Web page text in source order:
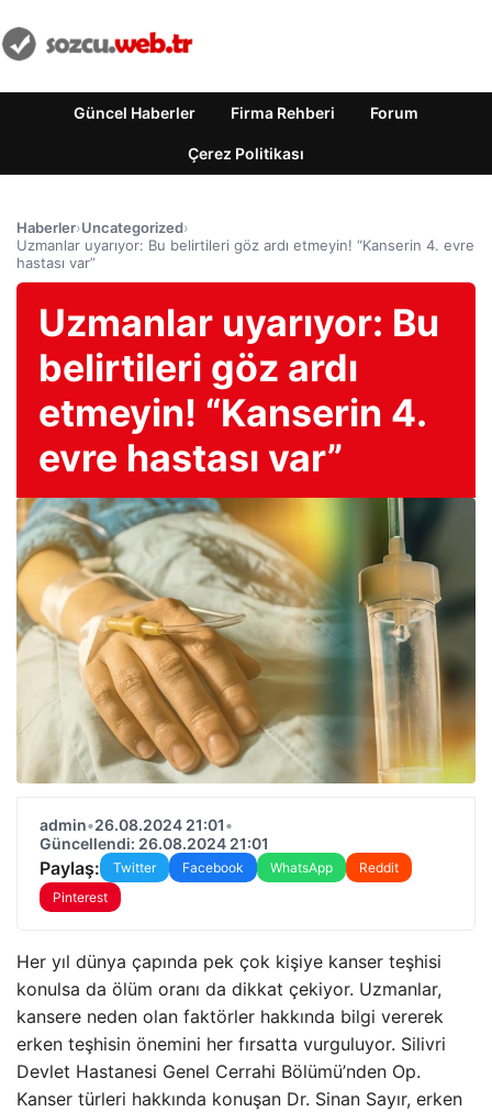
Güncel Haberler Firma Rehberi Forum
Çerez Politikası
Haberler›Uncategorized›
Uzmanlar uyarıyor: Bu belirtileri göz ardı etmeyin! “Kanserin 4. evre
hastası var”
Uzmanlar uyarıyor: Bu
belirtileri göz ardı
etmeyin! “Kanserin 4.
evre hastası var”
admin•26.08.2024 21:01•
Güncellendi: 26.08.2024 21:01
Paylaş: Twitter Facebook WhatsApp
Reddit
Pinterest
Her yıl dünya çapında pek çok kişiye kanser teşhisi
konulsa da ölüm oranı da dikkat çekiyor. Uzmanlar,
kansere neden olan faktörler hakkında bilgi vererek
erken teşhisin önemini her fırsatta vurguluyor. Silivri
Devlet Hastanesi Genel Cerrahi Bölümü’nden Op.
Kanser türleri hakkında konuşan Dr. Sinan Sayır, erken